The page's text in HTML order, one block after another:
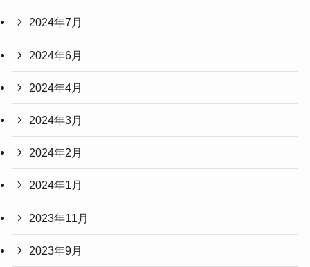
2024年7月
2024年6月
2024年4月
2024年3月
2024年2月
2024年1月
2023年11月
2023年9月